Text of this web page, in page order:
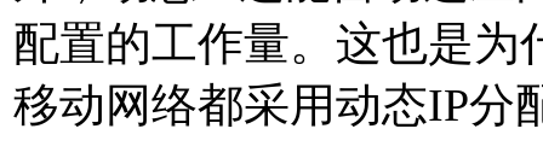
配置的工作量。这也是为
移动网络都采用动态IP分